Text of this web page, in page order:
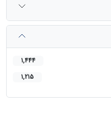
1,444
1,215